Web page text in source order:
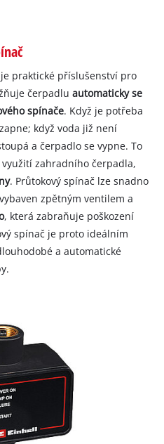
praktické příslušenství pro
čerpadluautomaticky se
spínače. Když je potřeba
když voda již není
a čerpadlo se vypne. To
zahradního čerpadla,
. Průtokový spínač lze snadno
zpětným ventilem a
, která zabraňuje poškození
spínač je proto ideálním
a automatické